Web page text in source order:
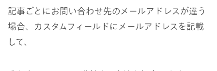
記事ごとにお問い合わせ先のメールアドレスが違う
場合、カスタムフィールドにメールアドレスを記載
して、